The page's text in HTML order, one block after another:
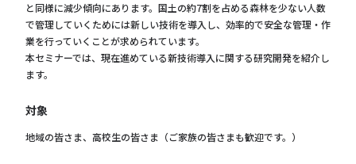
と同様に減少傾向にあります。国土の約7割を占める森林を少ない人数
で管理していくためには新しい技術を導入し、効率的で安全な管理・作
業を行っていくことが求められています。
本セミナーでは、現在進めている新技術導入に関する研究開発を紹介し
ます。
対象
地域の皆さま、高校生の皆さま（ご家族の皆さまも歓迎です。）